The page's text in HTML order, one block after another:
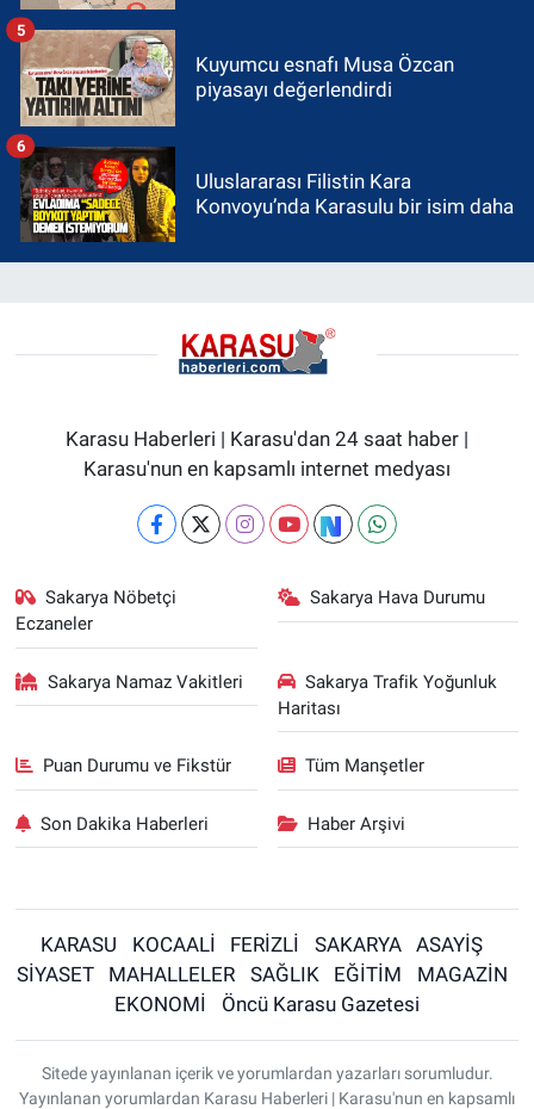
Kuyumcu esnafı Musa Özcan
piyasayı değerlendirdi
5
Uluslararası Filistin Kara
Konvoyu’nda Karasulu bir isim daha
6
Karasu Haberleri | Karasu'dan 24 saat haber |
Karasu'nun en kapsamlı internet medyası
Sakarya Nöbetçi
Eczaneler
Sakarya Hava Durumu
Sakarya Namaz Vakitleri
Sakarya Trafik Yoğunluk
Haritası
Puan Durumu ve Fikstür Tüm Manşetler
Son Dakika Haberleri Haber Arşivi
KARASU KOCAALİ FERİZLİ SAKARYA
ASAYİŞ
SİYASET
MAHALLELER SAĞLIK EĞİTİM
MAGAZİN
EKONOMİ
Öncü Karasu Gazetesi
Sitede yayınlanan içerik ve yorumlardan yazarları sorumludur.
Yayınlanan yorumlardan Karasu Haberleri | Karasu'nun en kapsamlı